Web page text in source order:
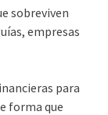
sobre­viven
empresas
para
forma que